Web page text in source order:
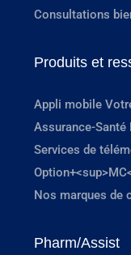
Consultations
Produits et
Appli mobile
Assurance-Santé
Services de
Nos marques de
Pharm/Assist